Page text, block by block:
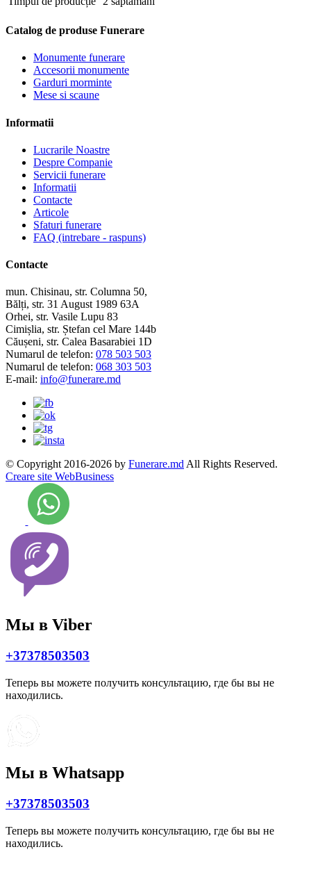
Catalog de produse Funerare
Monumente funerare
Accesorii monumente
Garduri morminte
Mese si scaune
Informatii
Lucrarile Noastre
Despre Companie
Servicii funerare
Informatii
Contacte
Articole
Sfaturi funerare
FAQ (intrebare - raspuns)
Contacte
mun. Chisinau, str. Columna 50,
Bălți, str. 31 August 1989 63A
Orhei, str. Vasile Lupu 83
Cimișlia, str. Ștefan cel Mare 144b
Căușeni, str. Calea Basarabiei 1D
Numarul de telefon: 078 503 503
Numarul de telefon: 068 303 503
E-mail: info@funerare.md
© Copyright 2016-2026 by Funerare.mdAll Rights Reserved.
Creare site WebBusiness
Мы в Viber
+37378503503
Теперь вы можете получить консультацию, где бы вы не
находились.
Мы в Whatsapp
+37378503503
Теперь вы можете получить консультацию, где бы вы не
находились.